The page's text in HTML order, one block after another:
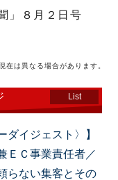
」８月２日号
在は異なる場合があります。
List
イジェスト〉】
Ｃ事業責任者／
らない集客とその